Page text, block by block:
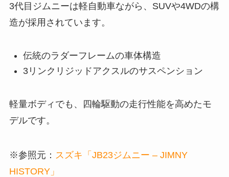
3代目ジムニーは軽自動車ながら、SUVや4WDの構
造が採用されています。
伝統のラダーフレームの車体構造
3リンクリジッドアクスルのサスペンション
軽量ボディでも、四輪駆動の走行性能を高めたモ
デルです。
※参照元： スズキ「JB23ジムニー – JIMNY
HISTORY」